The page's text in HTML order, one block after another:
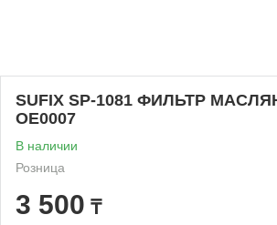
SUFIX SP-1081 ФИЛЬТР
OE0007
В наличии
Розница
3 500 ₸